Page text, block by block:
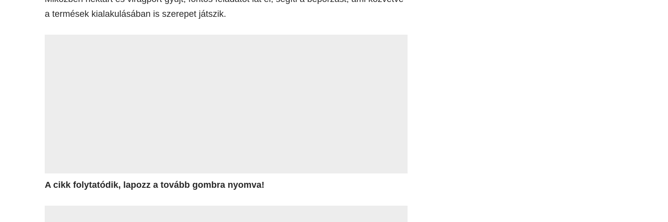
a termések kialakulásában is szerepet játszik.
A cikk folytatódik, lapozz a tovább gombra nyomva!